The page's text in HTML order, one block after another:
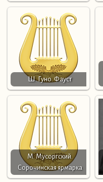
Ш. Гуно. Фауст
М. Мусоргский.
Сорочинская ярмарка